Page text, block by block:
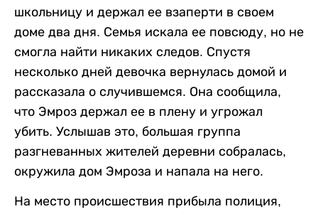
школьницу и держал ее взаперти в своем
доме два дня. Семья искала ее повсюду, но не
смогла найти никаких следов. Спустя
несколько дней девочка вернулась домой и
рассказала о случившемся. Она сообщила,
что Эмроз держал ее в плену и угрожал
убить. Услышав это, большая группа
разгневанных жителей деревни собралась,
окружила дом Эмроза и напала на него.
На место происшествия прибыла полиция,